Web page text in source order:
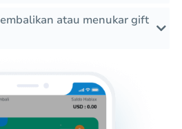
atau menukar gift